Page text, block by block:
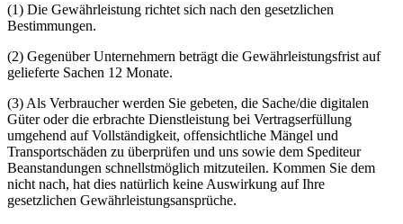
(1) Die Gewährleistung richtet sich nach den gesetzlichen
Bestimmungen.
(2) Gegenüber Unternehmern beträgt die Gewährleistungsfrist auf
gelieferte Sachen 12 Monate.
(3) Als Verbraucher werden Sie gebeten, die Sache/die digitalen
Güter oder die erbrachte Dienstleistung bei Vertragserfüllung
umgehend auf Vollständigkeit, offensichtliche Mängel und
Transportschäden zu überprüfen und uns sowie dem Spediteur
Beanstandungen schnellstmöglich mitzuteilen. Kommen Sie dem
nicht nach, hat dies natürlich keine Auswirkung auf Ihre
gesetzlichen Gewährleistungsansprüche.